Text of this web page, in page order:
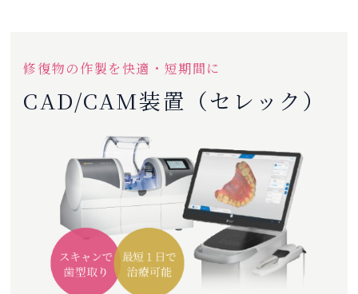
修復物の作製を快適・短期間に
CAD/CAM装置（セレック）